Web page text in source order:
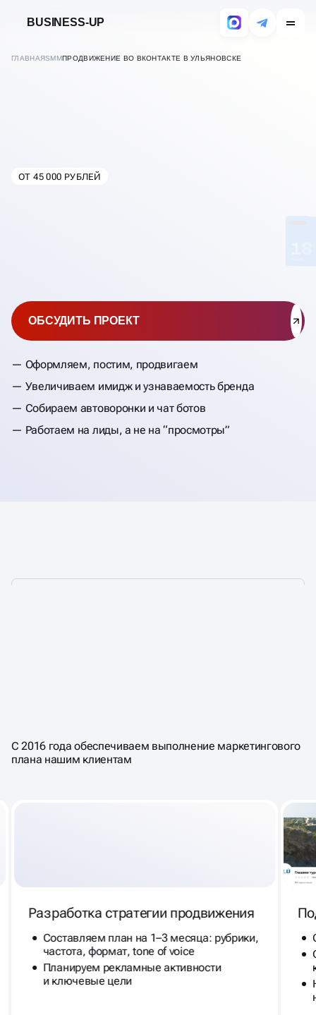
BUSINESS-UP
ГЛАВНАЯSMMПРОДВИЖЕНИЕ ВО ВКОНТАКТЕ В УЛЬЯНОВСКЕ
ОТ 45 000 РУБЛЕЙ
Оформляем, постим, продвигаем
Увеличиваем имидж и узнаваемость бренда
Собираем автоворонки и чат ботов
Работаем на лиды, а не на “просмотры”
ОБСУДИТЬ ПРОЕКТ
ВКОНТАКТЕ
ИМЕННОВАШУ ЦЕЛЕВУЮ
АУДИТОРИЮ
С 2016 года обеспечиваем выполнение маркетингового
плана нашим клиентам
Разработка стратегии продвижения
Составляем план на 1–3 месяца: рубрики,
частота, формат, tone of voice
Планируем рекламные активности
и ключевые цели